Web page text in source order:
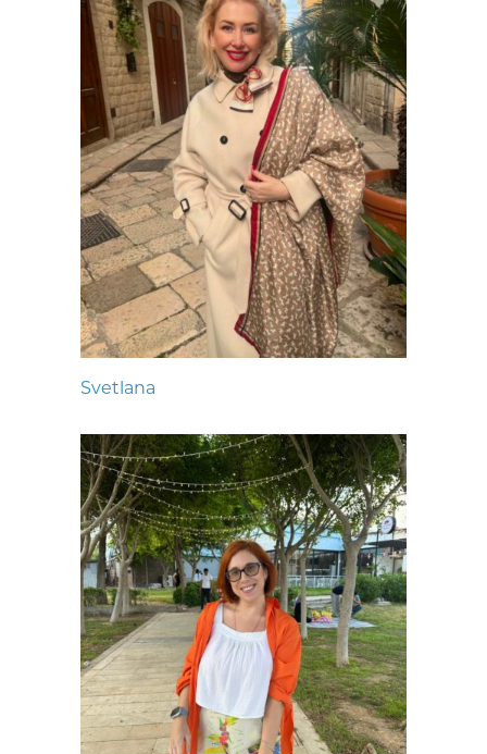
Svetlana